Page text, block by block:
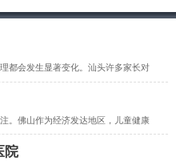
都会发生显著变化。汕头许多家长对
。佛山作为经济发达地区，儿童健康
院